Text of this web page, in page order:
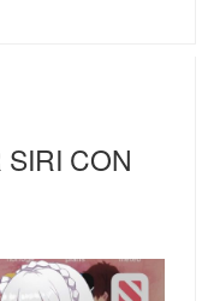
SIRI CON